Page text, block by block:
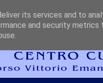
its services and to
and security